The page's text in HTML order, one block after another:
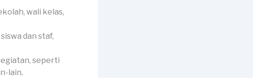
wali kelas,
dan staf,
seperti
lain.